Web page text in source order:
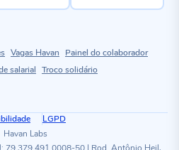
Vagas Havan
Painel do colaborador
salarial Troco solidário
LGPD
Havan Labs